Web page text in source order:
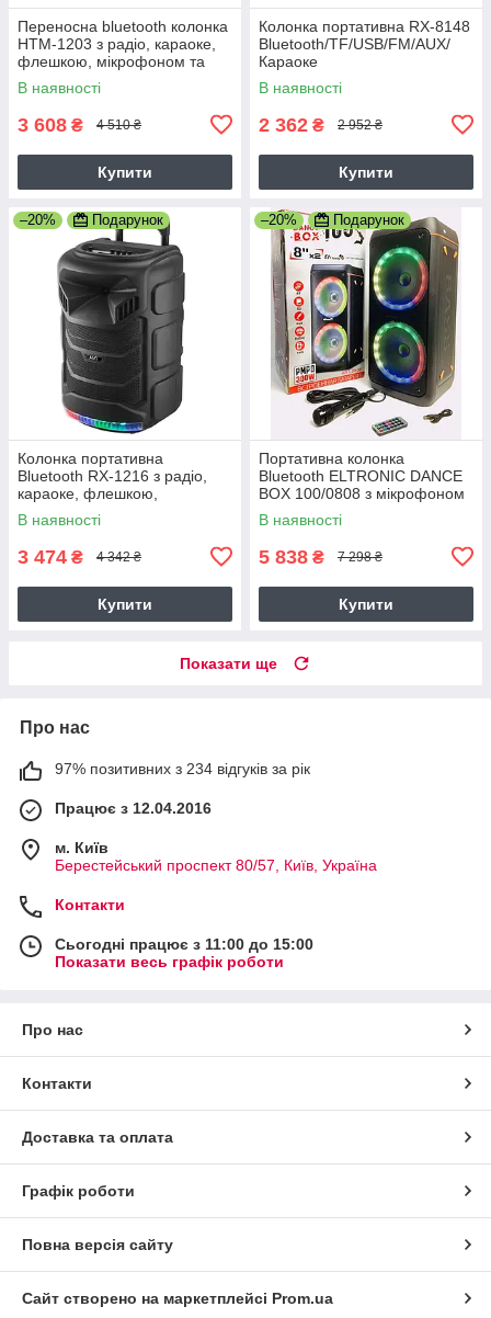
Переносна bluetooth колонка
HTM-1203 з радіо, караоке,
флешкою, мікрофоном та
пультом, колонка валіза
В наявності
3 608 ₴ 4 510 ₴
Купити
Колонка портативна RX-8148
Bluetooth/TF/USB/FM/AUX/
Караоке
В наявності
2 362 ₴ 2 952 ₴
Купити
–20% Подарунок
Колонка портативна
Bluetooth RX-1216 з радіо,
караоке, флешкою,
мікрофоном та пультом,
колонка валіза
В наявності
3 474 ₴ 4 342 ₴
Купити
–20% Подарунок
Портативна колонка
Bluetooth ELTRONIC DANCE
BOX 100/0808 з мікрофоном
USB/BT/FM
В наявності
5 838 ₴ 7 298 ₴
Купити
Показати ще
Про нас
97% позитивних з 234 відгуків за рік
Працює з 12.04.2016
м. Київ
Берестейський проспект 80/57, Київ, Україна
Контакти
Сьогодні працює з 11:00 до 15:00
Показати весь графік роботи
Про нас
Контакти
Доставка та оплата
Графік роботи
Повна версія сайту
Сайт створено на маркетплейсі Prom.ua